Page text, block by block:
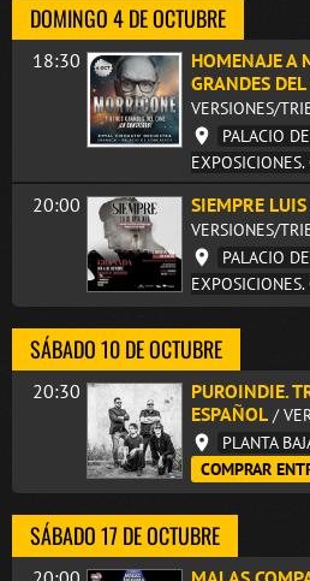
DOMINGO 4 DE OCTUBRE
18:30
HOMENAJE A
GRANDES
VERSIONES/
PALACIO
EXPOSICIONES.
20:00 SIEMPRE
VERSIONES/
PALACIO
EXPOSICIONES.
SÁBADO 10 DE OCTUBRE
20:30
PUROINDIE.
ESPAÑOL /
PLANTA
COMPRAR
SÁBADO 17 DE OCTUBRE